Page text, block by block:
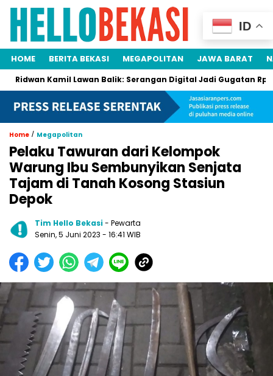
HOME BERITA BEKASI MEGAPOLITAN JAWA BARAT
Kamil Lawan Balik: Serangan Digital Jadi Gugatan Rp105
Home / Megapolitan
Pelaku Tawuran dari Kelompok
Warung Ibu Sembunyikan Senjata
Tajam di Tanah Kosong Stasiun
Depok
Tim Hello Bekasi- Pewarta
Senin, 5 Juni 2023 - 16:41 WIB
ID